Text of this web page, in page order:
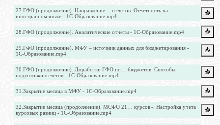
27.ГФО (продолжение). Направление… отчетов. Отчетность на
иностранном языке - 1С-Образование.mp4
📥️
28.ГФО (продолжение). Аналитические отчеты - 1С-Образование.mp4 📥️
29.ГФО (продолжение). МФУ – источник данных для бюджетирования -
1С-Образование.mp4
📥️
30.ГФО (продолжение). Доработки ГФО по… бюджетов. Способы
подготовки отчетов - 1С-Образование.mp4
📥️
31.Закрытие месяца в МФУ - 1С-Образование.mp4 📥️
32.Закрытие месяца (продолжение). МСФО 21… курсов». Настройка учета
курсовых разниц - 1С-Образование.mp4
📥️